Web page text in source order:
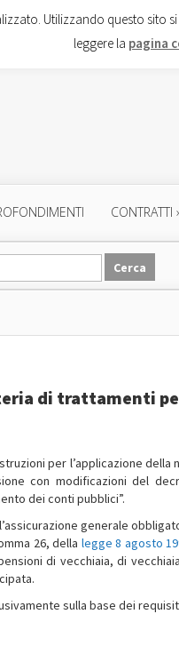
CONTRATTI
di trattamenti
per l’applicazione
con modificazioni del
dei conti pubblici”.
generale
26, della legge 8 agosto
di vecchiaia, di
sulla base dei
Utilizzando questo
leggere la pagina